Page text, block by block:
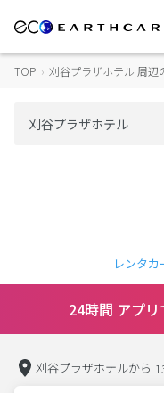
TOP › 刈谷プラザホテル 周辺
レンタ
24時間 アプ
刈谷プラザホテルから